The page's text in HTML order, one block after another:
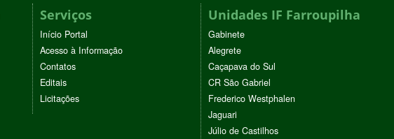
Serviços
Início Portal
Acesso à Informação
Contatos
Editais
Licitações
Unidades IF Farroupilha
Gabinete
Alegrete
Caçapava do Sul
CR São Gabriel
Frederico Westphalen
Jaguari
Júlio de Castilhos